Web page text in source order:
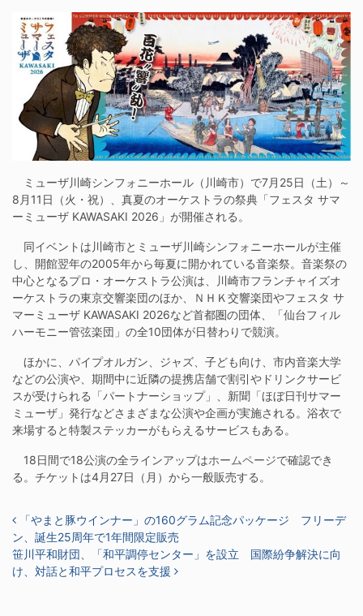
ミューザ川崎シンフォニーホール（川崎市）で7月25日（土）～
8月11日（火・祝）、真夏のオーケストラの祭典「フェスタ サマ
ーミューザ KAWASAKI 2026」が開催される。
同イベントは川崎市とミューザ川崎シンフォニーホールが主催
し、開館翌年の2005年から毎夏に開かれている音楽祭。音楽祭の
中心となるプロ・オーケストラ公演は、川崎市フランチャイズオ
ーケストラの東京交響楽団のほか、ＮＨＫ交響楽団やフェスタ サ
マーミューザ KAWASAKI 2026など首都圏の団体、「仙台フィル
ハーモニー管弦楽団」の全10団体が日替わりで競演。
ほかに、パイプオルガン、ジャズ、子ども向け、市内音楽大学
などの公演や、期間中に近隣の提携店舗で割引やドリンクサービ
スが受けられる「パートナーショップ」、新聞「ほぼ日刊サマー
ミューザ」発行などさまざまな公演や企画が実施される。浴衣で
来場すると特製ステッカーがもらえるサービスもある。
18日間で18公演の全ラインアップはホームページで確認でき
る。チケットは4月27日（月）から一般販売する。
投稿ナビゲーション
「やまと豚ウインナー」の160グラム記念パッケージ フリーデ
ン、誕生25周年で1年間限定販売
笹川平和財団、「和平調停センター」を設立 国際紛争解決に向
け、対話と和平プロセスを支援